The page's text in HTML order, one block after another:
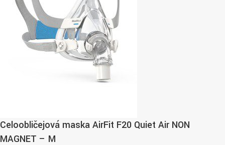
Celoobličejová maska AirFit F20 Quiet Air NON
MAGNET – M